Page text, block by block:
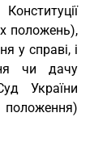
положень),
у справі, і
чи дачу
України